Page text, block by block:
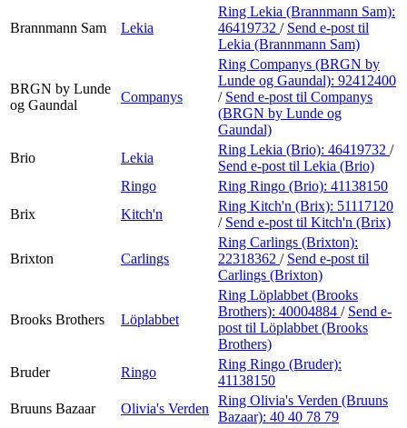
Brannmann Sam Lekia
Ring Lekia (Brannmann Sam):
46419732 / Send e-post til
Lekia (Brannmann Sam)
BRGN by Lunde
og Gaundal
Companys
Ring Companys (BRGN by
Lunde og Gaundal): 92412400
/ Send e-post til Companys
(BRGN by Lunde og
Gaundal)
Brio
Lekia
Ring Lekia (Brio): 46419732 /
Send e-post til Lekia (Brio)
Ringo
Ring Ringo (Brio): 41138150
Brix
Kitch'n
Ring Kitch'n (Brix): 51117120
/ Send e-post til Kitch'n (Brix)
Brixton Carlings
Ring Carlings (Brixton):
22318362 / Send e-post til
Carlings (Brixton)
Brooks Brothers Löplabbet
Ring Löplabbet (Brooks
Brothers): 40004884 / Send e-
post til Löplabbet (Brooks
Brothers)
Bruder
Ringo
Ring Ringo (Bruder):
41138150
Bruuns Bazaar
Olivia's Verden
Ring Olivia's Verden (Bruuns
Bazaar): 40 40 78 79